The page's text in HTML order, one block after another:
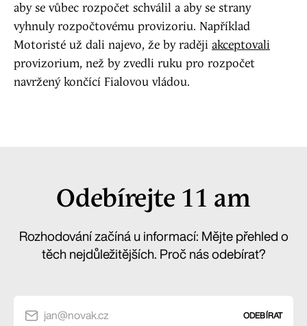
aby se vůbec rozpočet schválil a aby se strany
vyhnuly rozpočtovému provizoriu. Například
Motoristé už dali najevo, že by raději akceptovali
provizorium, než by zvedli ruku pro rozpočet
navržený končící Fialovou vládou.
Odebírejte 11 am
Rozhodování začíná u informací: Mějte přehled o
těch nejdůležitějších. Proč nás odebírat?
jan@novak.cz ODEBÍRAT